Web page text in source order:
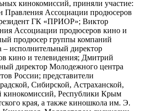
кинокомиссий, приняли участие:
Правления Ассоциации продюсеров
ГК «ПРИОР»; Виктор
Ассоциации продюсеров кино и
продюсер группы компаний
исполнительный директор
кино и телевидения; Дмитрий
директор Молодежного центра
России; представители
Сибирской, Астраханской,
кинокомиссий, Республики Крым
края, а также киношкола им. Э.